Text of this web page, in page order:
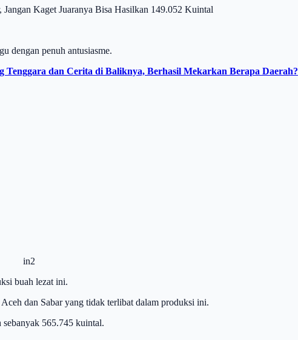
Kaget Juaranya Bisa Hasilkan 149.052 Kuintal
dengan penuh antusiasme.
dan Cerita di Baliknya, Berhasil Mekarkan Berapa Daerah?
in2
buah lezat ini.
dan Sabar yang tidak terlibat dalam produksi ini.
sebanyak 565.745 kuintal.